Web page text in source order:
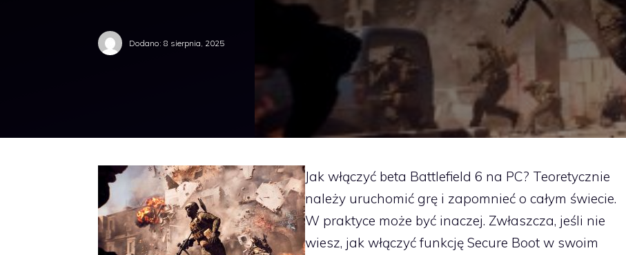
Dodano: 8 sierpnia, 2025
Jak włączyć beta Battlefield 6 na PC? Teoretycznie
należy uruchomić grę i zapomnieć o całym świecie.
W praktyce może być inaczej. Zwłaszcza, jeśli nie
wiesz, jak włączyć funkcję Secure Boot w swoim